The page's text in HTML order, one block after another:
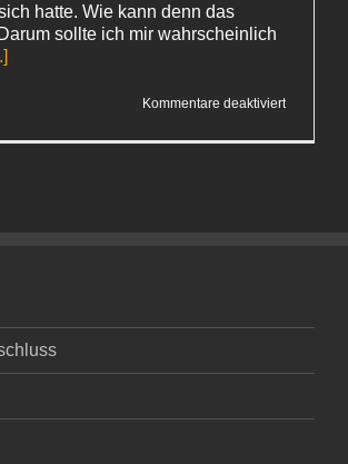
hatte. Wie kann denn das
sollte ich mir wahrscheinlich
Kommentare deaktiviertfür